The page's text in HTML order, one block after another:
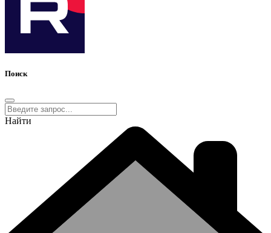
Поиск
Найти